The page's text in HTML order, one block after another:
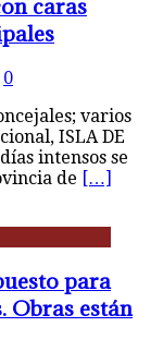
caras
0
varios
ISLA DE
intensos se
de […]
para
Obras están